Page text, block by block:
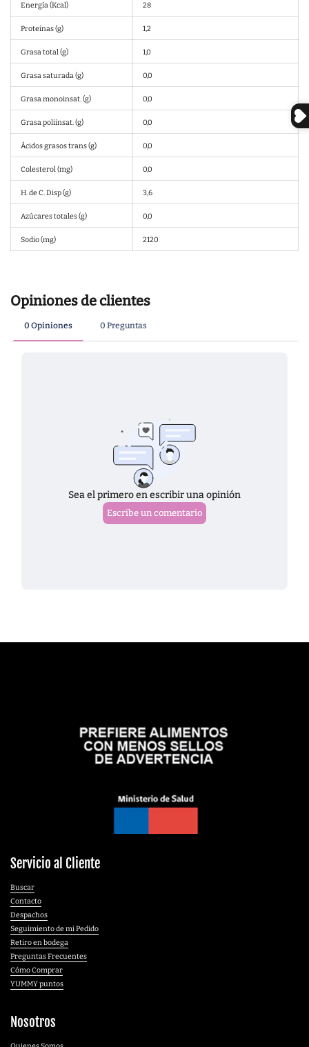
Energía (Kcal) 28
Proteínas (g) 1,2
Grasa total (g) 1,0
Grasa saturada (g) 0,0
Grasa monoinsat. (g) 0,0
Grasa poliinsat. (g) 0,0
Ácidos grasos trans (g) 0,0
Colesterol (mg) 0,0
H. de C. Disp (g) 3,6
Azúcares totales (g) 0,0
Sodio (mg) 2120
Servicio al Cliente
Buscar
Contacto
Despachos
Seguimiento de mi Pedido
Retiro en bodega
Preguntas Frecuentes
Cómo Comprar
YUMMY puntos
Nosotros